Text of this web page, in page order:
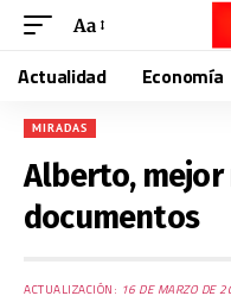
Aa
Actualidad Economía
MIRADAS
Alberto, mejor
documentos
ACTUALIZACIÓN: 16 DE MARZO DE